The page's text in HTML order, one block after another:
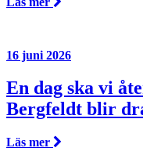
16 juni 2026
En dag ska vi
Bergfeldt blir
Läs mer